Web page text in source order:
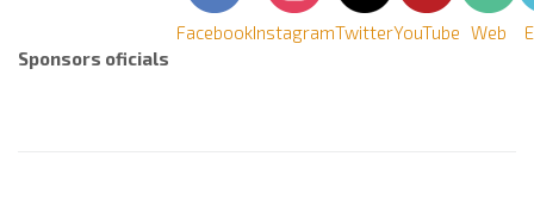
FacebookInstagramTwitterYouTube Web
Sponsors oficials